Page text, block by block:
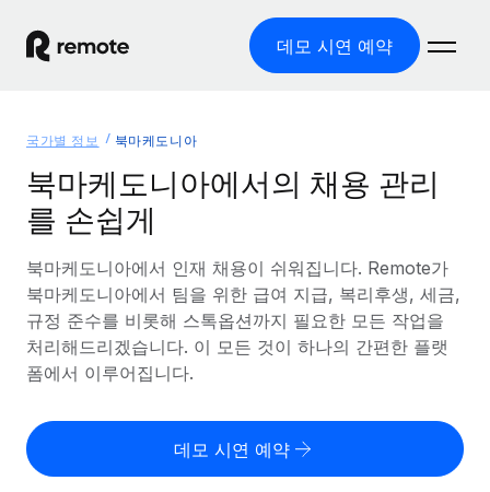
데모 시연 예약
글로벌 고용
글로벌 급여
규정을 준수하며 급여 지급을 손쉽게 처리
기록상 고용주(EOR)
법인 설립 비용 없이 전 세계로 사업을 확장
솔루션
글로벌 서비스 제공
국가별 정보
국가별 글로벌 채용 지원 알아보기
미국 주별 정보
Remote와 다른 솔루션 비교
다른 업체들과 비교해보기
리소스
도구 및 계산기
오분류 리스크 평가 도구
국가별 총 인건비 계산
요금
한국어
English
국가별 정보 북마케도니아
북마케도니아에서의 채용 관리
를 손쉽게
북마케도니아에서 인재 채용이 쉬워집니다. Remote가
북마케도니아에서 팀을 위한 급여 지급, 복리후생, 세금,
규정 준수를 비롯해 스톡옵션까지 필요한 모든 작업을
처리해드리겠습니다. 이 모든 것이 하나의 간편한 플랫
폼에서 이루어집니다.
데모 시연 예약